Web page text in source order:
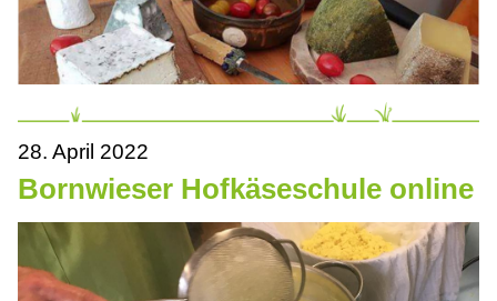
28. April 2022
Bornwieser Hofkäseschule online